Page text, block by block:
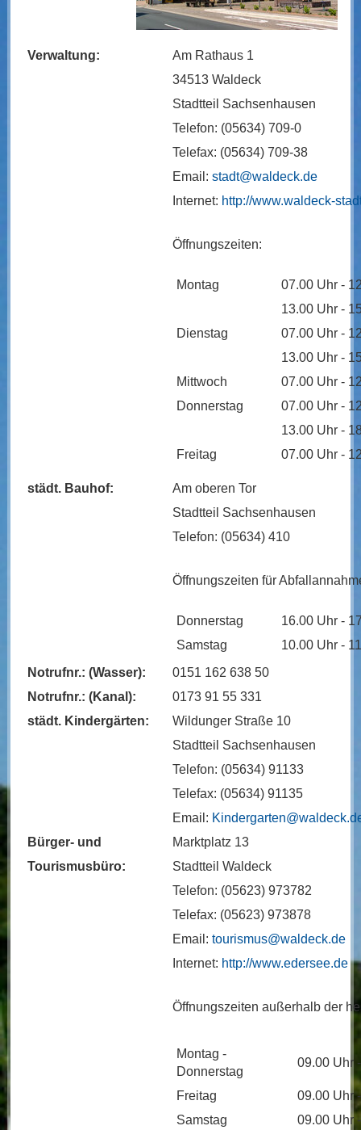
Verwaltung:
Am Rathaus 1
34513 Waldeck
Stadtteil Sachsenhausen
Telefon: (05634) 709-0
Telefax: (05634) 709-38
Email: stadt@waldeck.de
Internet: http://www.waldeck-
Öffnungszeiten:
Montag
07.00 Uhr -
13.00 Uhr -
Dienstag
07.00 Uhr -
13.00 Uhr -
Mittwoch
07.00 Uhr -
Donnerstag
07.00 Uhr -
13.00 Uhr -
Freitag
07.00 Uhr -
städt. Bauhof:
Am oberen Tor
Stadtteil Sachsenhausen
Telefon: (05634) 410
Öffnungszeiten für
Donnerstag
16.00 Uhr -
Samstag
10.00 Uhr -
Notrufnr.: (Wasser):
0151 162 638 50
Notrufnr.: (Kanal):
0173 91 55 331
städt. Kindergärten:
Wildunger Straße 10
Stadtteil Sachsenhausen
Telefon: (05634) 91133
Telefax: (05634) 91135
Email:
Bürger- und
Marktplatz 13
Tourismusbüro:
Stadtteil Waldeck
Telefon: (05623) 973782
Telefax: (05623) 973878
Email: tourismus@waldeck.de
Internet: http://www.edersee.de
Öffnungszeiten außerhalb der
Montag -
Donnerstag
09.00 Uhr
Freitag
09.00 Uhr
Samstag
09.00 Uhr